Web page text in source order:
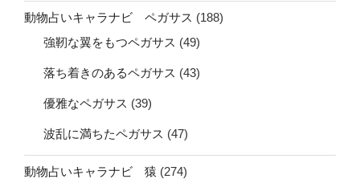
動物占いキャラナビ ペガサス (188)
強靭な翼をもつペガサス (49)
落ち着きのあるペガサス (43)
優雅なペガサス (39)
波乱に満ちたペガサス (47)
動物占いキャラナビ 猿 (274)